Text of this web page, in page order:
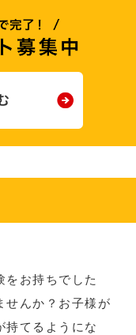
をお持ちでした
せんか？お子様が
持てるようにな